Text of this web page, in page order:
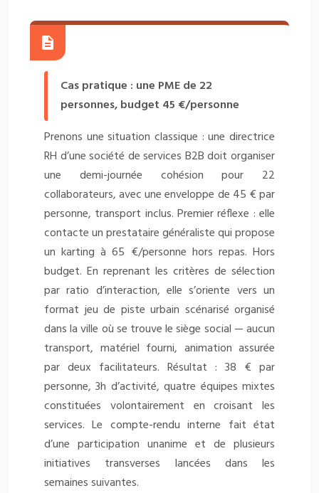
Cas pratique : une PME de 22
personnes, budget 45 €/personne
Prenons une situation classique : une directrice
RH d’une société de services B2B doit organiser
une demi-journée cohésion pour 22
collaborateurs, avec une enveloppe de 45 € par
personne, transport inclus. Premier réflexe : elle
contacte un prestataire généraliste qui propose
un karting à 65 €/personne hors repas. Hors
budget. En reprenant les critères de sélection
par ratio d’interaction, elle s’oriente vers un
format jeu de piste urbain scénarisé organisé
dans la ville où se trouve le siège social — aucun
transport, matériel fourni, animation assurée
par deux facilitateurs. Résultat : 38 € par
personne, 3h d’activité, quatre équipes mixtes
constituées volontairement en croisant les
services. Le compte-rendu interne fait état
d’une participation unanime et de plusieurs
initiatives transverses lancées dans les
semaines suivantes.